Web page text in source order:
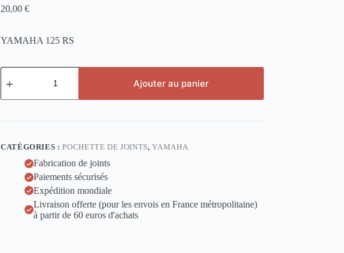
20,00 €
YAMAHA 125 RS
quantité
de
125
Ajouter au panier
CATÉGORIES :POCHETTE DE JOINTS,YAMAHA
Fabrication de joints
Paiements sécurisés
Expédition mondiale
Livraison offerte (pour les envois en France métropolitaine)
à partir de 60 euros d'achats